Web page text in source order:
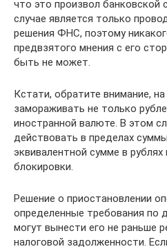
что это произвол
случае является только
решения ФНС, поэтому
предвзятого мнения с его
быть не может.
Кстати, обратите внимание,
замораживать не только
иностранной валюте. В этом
действовать в пределах
эквивалентной сумме в
блокировки.
Решение о приостановлении
определенные требования по
могут вынести его не раньше
налоговой задолженности.